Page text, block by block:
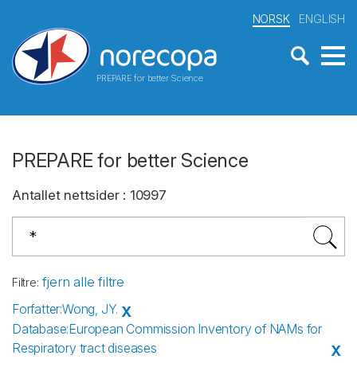
PREPARE for better Science
NORSK ENGLISH
PREPARE for better Science
Antallet nettsider: 10997
Filtre: fjern alle filtre
Forfatter:Wong, JY. X
Database:European Commission Inventory of NAMs for
Respiratory tract diseases
X